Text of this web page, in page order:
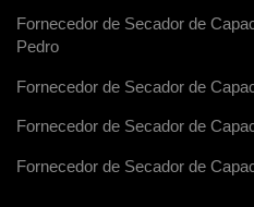
Fornecedor de Secador de
Pedro
Fornecedor de Secador de
Fornecedor de Secador de
Fornecedor de Secador de